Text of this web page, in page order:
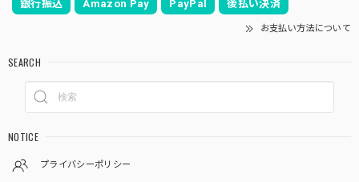
銀行振込 Amazon Pay PayPal 後払い決済
お支払い方法について
SEARCH
NOTICE
プライバシーポリシー